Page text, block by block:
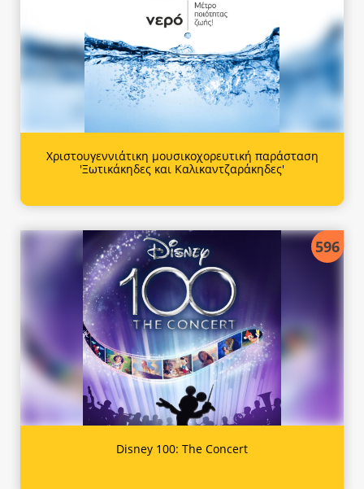
Χριστουγεννιάτικη μουσικοχορευτική παράσταση
'Ξωτικάκηδες και Καλικαντζαράκηδες'
596
Disney 100: The Concert